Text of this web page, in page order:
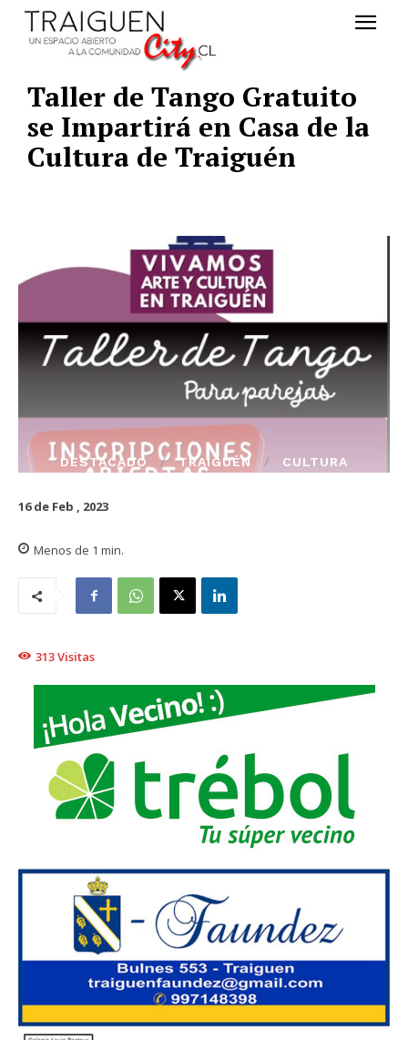
Taller de Tango Gratuito
se Impartirá en Casa de la
Cultura de Traiguén
DESTACADO TRAIGUÉN CULTURA
16 de Feb , 2023
Menos de 1 min.
313Visitas